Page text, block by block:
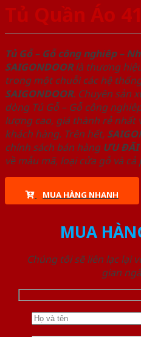
Tủ Quần Áo 41
Tủ Gỗ – Gỗ công nghiêp –
SAIGONDOORlà thương
trong một chuỗi các hệ
SAIGONDOOR. Chuyên sản
dòng Tủ Gỗ – Gỗ công
lượng cao, giá thành rẻ nhất
khách hàng. Trên hết,
chính sách bán hàng ƯU ĐÃI
về mẫu mã, loại cửa gỗ và
MUA HÀNG NHANH
MUA
Chúng tôi sẽ liên lạc lại
gian